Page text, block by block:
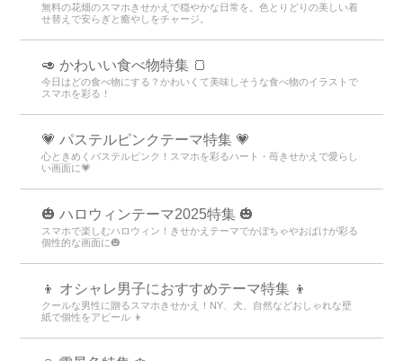
無料の花畑のスマホきせかえで穏やかな日常を。色とりどりの美しい着
せ替えで安らぎと癒やしをチャージ。
🥑 かわいい食べ物特集 🍞
今日はどの食べ物にする？かわいくて美味しそうな食べ物のイラストで
スマホを彩る！
💗 パステルピンクテーマ特集 💗
心ときめくパステルピンク！スマホを彩るハート・苺きせかえで愛らし
い画面に💗
🎃 ハロウィンテーマ2025特集 🎃
スマホで楽しむハロウィン！きせかえテーマでかぼちゃやおばけが彩る
個性的な画面に🎃
👦 オシャレ男子におすすめテーマ特集 👦
クールな男性に贈るスマホきせかえ！NY、犬、自然などおしゃれな壁
紙で個性をアピール 👦